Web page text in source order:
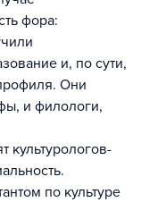
фора:
и, по сути,
Они
и филологи,
культурологов-
по культуре